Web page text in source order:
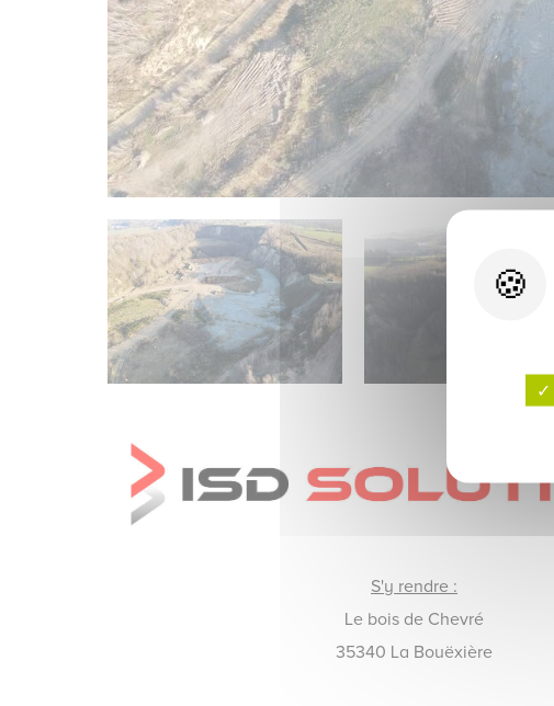
S'y rendre :
Le bois de Chevré
35340 La Bouëxière